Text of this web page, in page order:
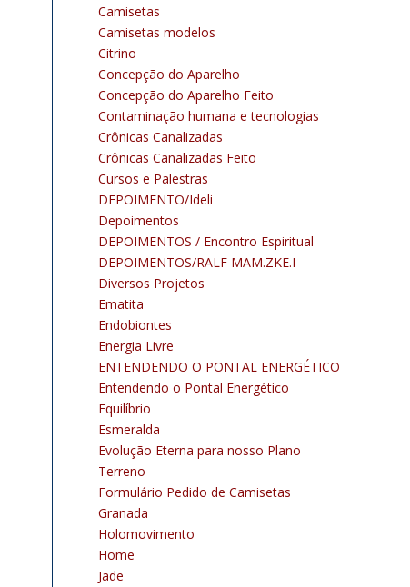
Camisetas
Camisetas modelos
Citrino
Concepção do Aparelho
Concepção do Aparelho Feito
Contaminação humana e tecnologias
Crônicas Canalizadas
Crônicas Canalizadas Feito
Cursos e Palestras
DEPOIMENTO/Ideli
Depoimentos
DEPOIMENTOS / Encontro Espiritual
DEPOIMENTOS/RALF MAM.ZKE.I
Diversos Projetos
Ematita
Endobiontes
Energia Livre
ENTENDENDO O PONTAL ENERGÉTICO
Entendendo o Pontal Energético
Equilíbrio
Esmeralda
Evolução Eterna para nosso Plano
Terreno
Formulário Pedido de Camisetas
Granada
Holomovimento
Home
Jade